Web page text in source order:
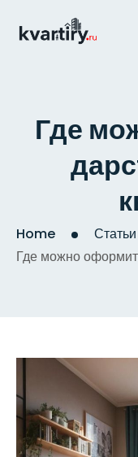
Где
Home
Статьи
Где можно